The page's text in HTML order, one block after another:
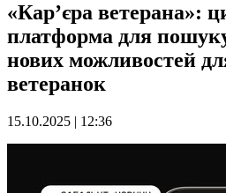
«Кар’єра ветерана»:
платформа для
нових можливостей
ветеранок
15.10.2025 | 12:36